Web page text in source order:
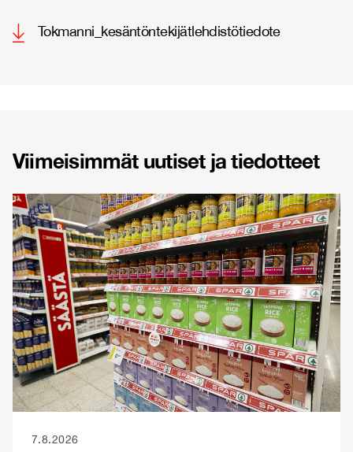
Tokmanni_kesäntöntekijätlehdistötiedote
Viimeisimmät uutiset ja tiedotteet
7.8.2026